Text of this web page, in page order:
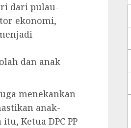
dari pulau-
ekonomi,
dan anak
menekankan
anak-
Ketua DPC PP